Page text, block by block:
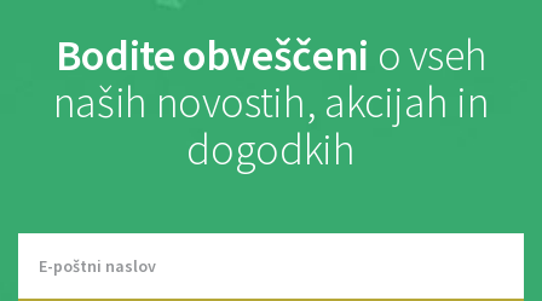
Bodite obveščeni o vseh
naših novostih, akcijah in
dogodkih